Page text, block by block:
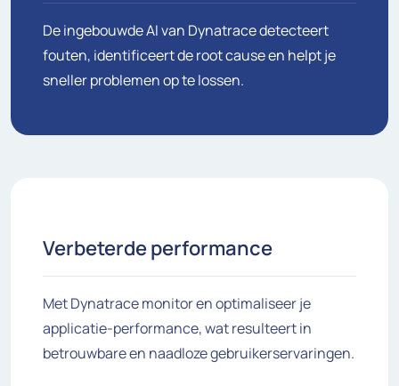
De ingebouwde AI van Dynatrace detecteert
fouten, identificeert de root cause en helpt je
sneller problemen op te lossen.
Verbeterde performance
Met Dynatrace monitor en optimaliseer je
applicatie-performance, wat resulteert in
betrouwbare en naadloze gebruikerservaringen.